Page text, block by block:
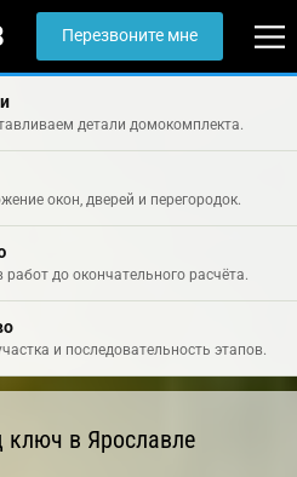
Перезвоните мне
детали домокомплекта.
окон, дверей и перегородок.
до окончательного расчёта.
и последовательность этапов.
в Ярославле